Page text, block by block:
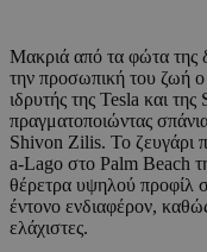
Μακριά από τα φώτα της
την προσωπική του ζωή
ιδρυτής της Tesla και
πραγματοποιώντας
Shivon Zilis. Το ζευγάρι
a-Lago στο Palm Beach
θέρετρα υψηλού προφίλ
έντονο ενδιαφέρον,
ελάχιστες.